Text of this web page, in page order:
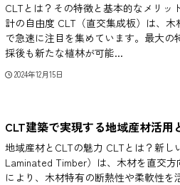
CLTとは？その特徴と基本的なメリッ
計の自由度 CLT（直交集成板）は、
で急速に注目を集めています。最大
採後も新たな植林が可能...
2024年12月15日
CLT建築で実現する地域産材活用
地域産材とCLTの魅力 CLTとは？新し
Laminated Timber）は、木材を直交
により、木材特有の断熱性や柔軟性